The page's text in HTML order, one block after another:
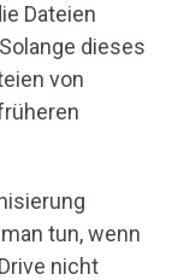
Dateien
dieses
von
tun, wenn
nicht